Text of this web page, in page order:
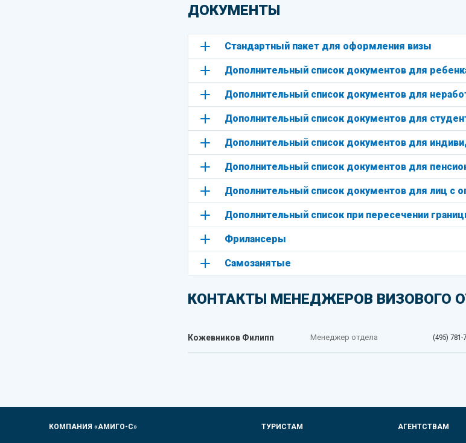
куда вы собираетесь обращаться!
М. Толмачевский пер., д. 6, стр.1
Список филиалов итальянского визового центра:
ДОКУМЕНТЫ
Стандартный пакет для оформления визы
Дополнительный список документов для
Дополнительный список документов для
Дополнительный список документов для
Дополнительный список документов для
Дополнительный список документов для
Дополнительный список документов для лиц с
Дополнительный список при пересечении
Фрилансеры
Самозанятые
КОНТАКТЫ МЕНЕДЖЕРОВ ВИЗОВОГО
Кожевников Филипп Менеджер отдела (495) 781-
КОМПАНИЯ «АМИГО-С» ТУРИСТАМ АГЕНТСТВАМ